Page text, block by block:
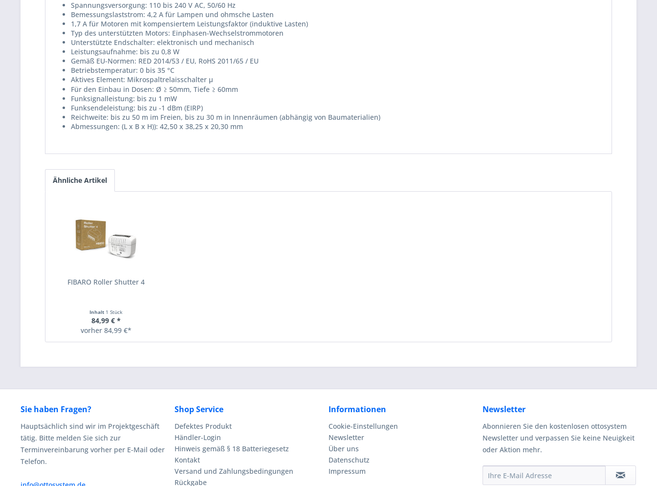
Spannungsversorgung: 110 bis 240 V AC, 50/60 Hz
Bemessungslaststrom: 4,2 A für Lampen und ohmsche Lasten
1,7 A für Motoren mit kompensiertem Leistungsfaktor (induktive Lasten)
Typ des unterstützten Motors: Einphasen-Wechselstrommotoren
Unterstützte Endschalter: elektronisch und mechanisch
Leistungsaufnahme: bis zu 0,8 W
Gemäß EU-Normen: RED 2014/53 / EU, RoHS 2011/65 / EU
Betriebstemperatur: 0 bis 35 °C
Aktives Element: Mikrospaltrelaisschalter μ
Für den Einbau in Dosen: Ø ≥ 50mm, Tiefe ≥ 60mm
Funksignalleistung: bis zu 1 mW
Funksendeleistung: bis zu -1 dBm (EIRP)
Reichweite: bis zu 50 m im Freien, bis zu 30 m in Innenräumen (abhängig von Baumaterialien)
Abmessungen: (L x B x H)): 42,50 x 38,25 x 20,30 mm
Ähnliche Artikel
FIBARO Roller Shutter 4
Inhalt 1 Stück
84,99 € *
vorher 84,99 €*
Sie haben Fragen?
Hauptsächlich sind wir im Projektgeschäft
tätig. Bitte melden Sie sich zur
Terminvereinbarung vorher per E-Mail oder
Telefon.
Shop Service
Defektes Produkt
Händler-Login
Hinweis gemäß § 18 Batteriegesetz
Kontakt
Versand und Zahlungsbedingungen
Rückgabe
Informationen
Cookie-Einstellungen
Newsletter
Über uns
Datenschutz
Impressum
Newsletter
Abonnieren Sie den kostenlosen ottosystem
Newsletter und verpassen Sie keine Neuigkeit
oder Aktion mehr.